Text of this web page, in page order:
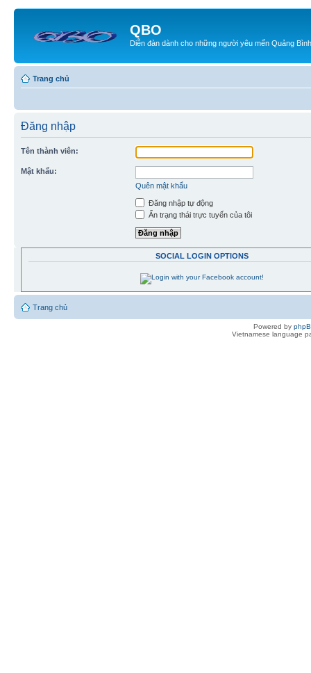
QBO
Diễn đàn dành cho những người yêu mến Quảng Bình
Trang chủ
Đăng nhập
Tên thành viên:
Mật khẩu:
Quên mật khẩu
Đăng nhập tự động
Ẩn trạng thái trực tuyến của tôi
SOCIAL LOGIN OPTIONS
Trang chủ
Powered by
Vietnamese language